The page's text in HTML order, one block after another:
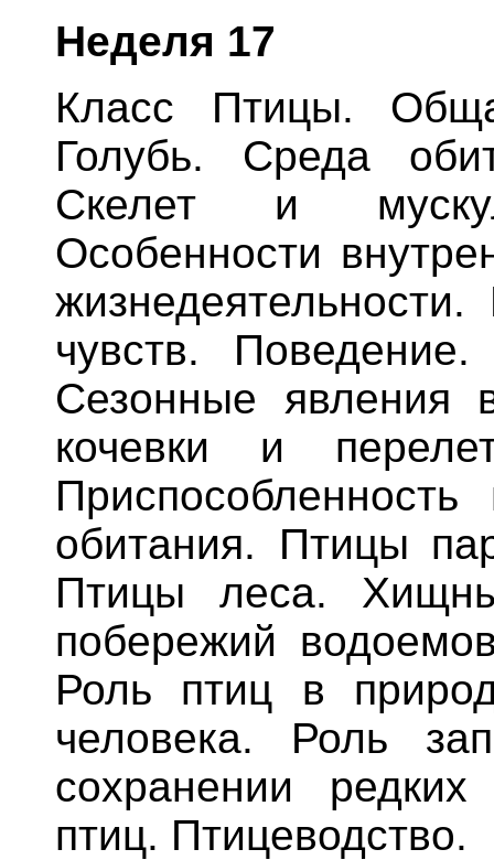
Неделя 17
Класс Птицы.
Голубь. Среда
Скелет и
Особенности
чувств.
Сезонные явления
кочевки и
обитания. Птицы
Птицы леса.
побережий
Роль птиц в
человека. Роль
сохранении
птиц. Птицеводство.